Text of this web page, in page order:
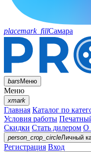
placemark_fillСамара
barsМеню
Меню
xmark
Главная Каталог по
Условия работы
Скидки Стать дилером О
person_crop_circleЛичный
Регистрация Вход